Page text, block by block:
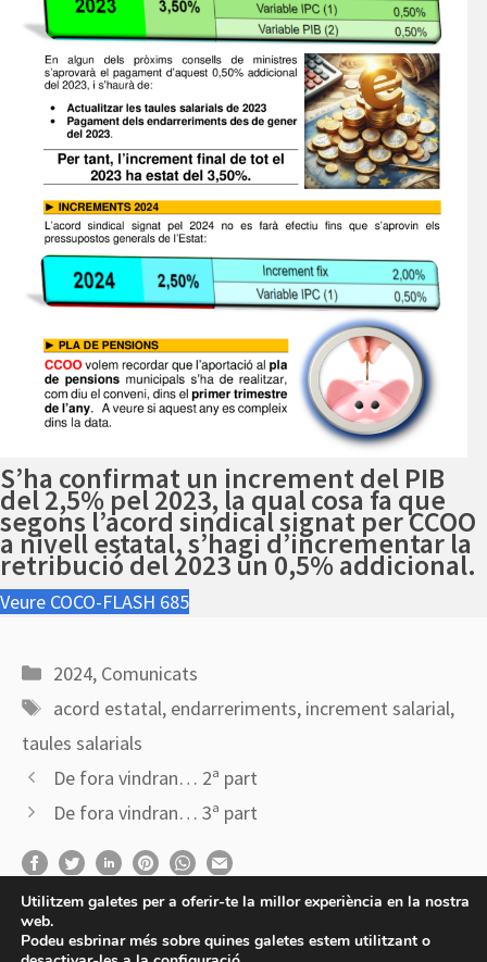
S’ha confirmat un increment del PIB
del 2,5% pel 2023, la qual cosa fa que
segons l’acord sindical signat per CCOO
a nivell estatal, s’hagi d’incrementar la
retribució del 2023 un 0,5% addicional.
Veure COCO-FLASH 685
Categories
2024, Comunicats
Etiquetes
acord estatal, endarreriments, increment salarial,
taules salarials
De fora vindran… 2ª part
De fora vindran… 3ª part
Utilitzem galetes per a oferir-te la millor experiència en la nostra
web.
Podeu esbrinar més sobre quines galetes estem utilitzant o